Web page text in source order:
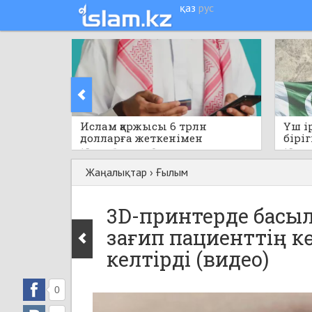
қаз рус
Ислам қаржысы 6 трлн
долларға жеткенімен
капитал бөлінісі біркелкі
емес
15 сағат бұрын 0
Үш
15
Жаңалықтар › Ғылым
3D-принтерде
зағип пациенттің
келтірді (видео)
0